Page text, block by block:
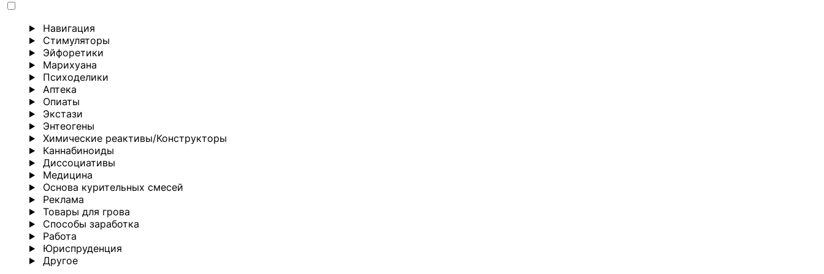
Навигация
Стимуляторы
Эйфоретики
Марихуана
Психоделики
Аптека
Опиаты
Экстази
Энтеогены
Химические реактивы/Конструкторы
Каннабиноиды
Диссоциативы
Медицина
Основа курительных смесей
Реклама
Товары для грова
Способы заработка
Работа
Юриспруденция
Другoе